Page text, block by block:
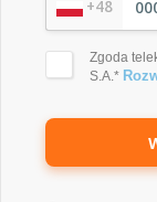
+48
Zgoda
S.A.*